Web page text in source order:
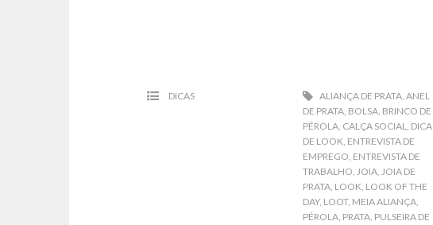
DICAS ALIANÇA DE PRATA,ANEL
DE PRATA, BOLSA, BRINCO DE
PÉROLA, CALÇA SOCIAL, DICA
DE LOOK, ENTREVISTA DE
EMPREGO, ENTREVISTA DE
TRABALHO,JOIA,JOIA DE
PRATA, LOOK, LOOK OF THE
DAY, LOOT, MEIA ALIANÇA,
PÉROLA, PRATA, PULSEIRA DE